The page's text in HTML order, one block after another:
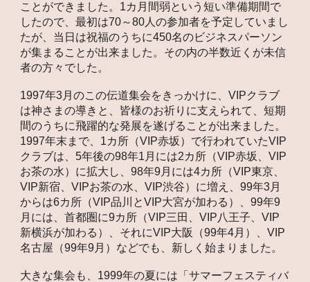
ことができました。1カ月間弱という短い準備期間で
したので、最初は70～80人の参加者を予定していまし
たが、当日は祝福のうちに450名のビジネスパーソン
が集まることが出来ました。その内の半数近くが未信
者の方々でした。
1997年3月のこの伝道集会をきっかけに、VIPクラブ
は神さまの導きと、皆様のお祈りに支えられて、短期
間のうちに飛躍的な発展を遂げることが出来ました。
1997年末まで、1カ所（VIP赤坂）で行われていたVIP
クラブは、5年後の98年1月には2カ所（VIP赤坂、VIP
お茶の水）に拡大し、98年9月には4カ所（VIP東京、
VIP新宿、VIPお茶の水、VIP渋谷）に増え、99年3月
からは6カ所（VIP品川とVIP大宮が加わる）、99年9
月には、首都圏に9カ所（VIP三田、VIP八王子、VIP
新横浜が加わる）、それにVIP大阪（99年4月）、VIP
名古屋（99年9月）などでも、新しく始まりました。
大きな集会も、1999年の夏には「サマーフェスティバ